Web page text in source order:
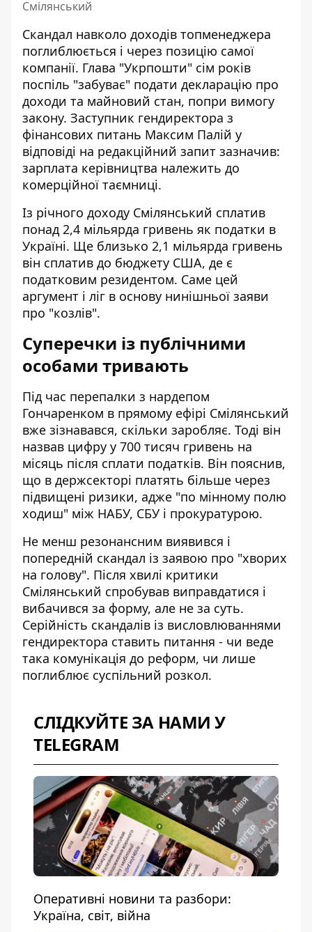
Смілянський
Скандал навколо доходів топменеджера
поглиблюється і через позицію самої
компанії. Глава "Укрпошти" сім років
поспіль "забуває" подати декларацію про
доходи та майновий стан, попри вимогу
закону. Заступник гендиректора з
фінансових питань Максим Палій у
відповіді на редакційний запит зазначив:
зарплата керівництва належить до
комерційної таємниці.
Із річного доходу Смілянський сплатив
понад 2,4 мільярда гривень як податки в
Україні. Ще близько 2,1 мільярда гривень
він сплатив до бюджету США, де є
податковим резидентом. Саме цей
аргумент і ліг в основу нинішньої заяви
про "козлів".
Суперечки із публічними
особами тривають
Під час перепалки з нардепом
Гончаренком в прямому ефірі Смілянський
вже зізнавався, скільки заробляє. Тоді він
назвав цифру у 700 тисяч гривень на
місяць після сплати податків. Він пояснив,
що в держсекторі платять більше через
підвищені ризики, адже "по мінному полю
ходиш" між НАБУ, СБУ і прокуратурою.
Не менш резонансним виявився і
попередній скандал із заявою про "хворих
на голову". Після хвилі критики
Смілянський спробував виправдатися і
вибачився за форму, але не за суть.
Серійність скандалів із висловлюваннями
гендиректора ставить питання - чи веде
така комунікація до реформ, чи лише
поглиблює суспільний розкол.
СЛІДКУЙТЕ ЗА НАМИ У
TELEGRAM
Оперативні новини та разбори:
Україна, світ, війна